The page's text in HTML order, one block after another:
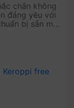
chắn không
đáng yêu với
bị sẵn một